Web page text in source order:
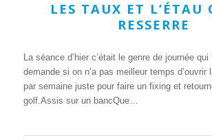
LES TAUX ET L’ÉTAU
RESSERRE
La séance d’hier c’était le genre de journée qui
demande si on n’a pas meilleur temps d’ouvrir
par semaine juste pour faire un fixing et
golf.Assis sur un bancQue…